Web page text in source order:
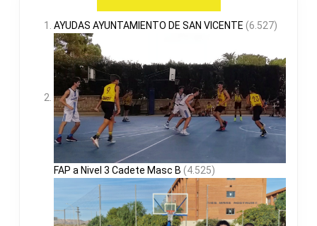
AYUDAS AYUNTAMIENTO DE SAN VICENTE (6.527)
FAP a Nivel 3 Cadete Masc B (4.525)